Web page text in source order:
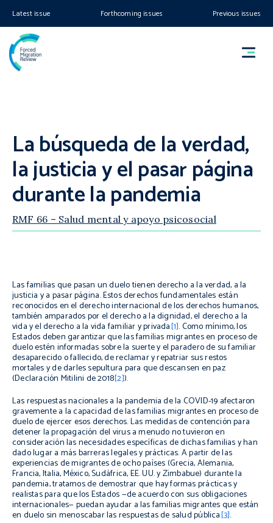
Latest issue Forthcoming issues Previous issues
La búsqueda de la verdad,
la justicia y el pasar página
durante la pandemia
RMF 66 – Salud mental y apoyo psicosocial
Las familias que pasan un duelo tienen derecho a la verdad, a la
justicia y a pasar página. Estos derechos fundamentales están
reconocidos en el derecho internacional de los derechos humanos,
también amparados por el derecho a la dignidad, el derecho a la
vida y el derecho a la vida familiar y privada[1]. Como mínimo, los
Estados deben garantizar que las familias migrantes en proceso de
duelo estén informadas sobre la suerte y el paradero de su familiar
desaparecido o fallecido, de reclamar y repatriar sus restos
mortales y de darles sepultura para que descansen en paz
(Declaración Mitilini de 2018[2]).
Las respuestas nacionales a la pandemia de la COVID-19 afectaron
gravemente a la capacidad de las familias migrantes en proceso de
duelo de ejercer esos derechos. Las medidas de contención para
detener la propagación del virus a menudo no tuvieron en
consideración las necesidades específicas de dichas familias y han
dado lugar a más barreras legales y prácticas. A partir de las
experiencias de migrantes de ocho países (Grecia, Alemania,
Francia, Italia, México, Sudáfrica, EE. UU. y Zimbabue) durante la
pandemia, tratamos de demostrar que hay formas prácticas y
realistas para que los Estados —de acuerdo con sus obligaciones
internacionales— puedan ayudar a las familias migrantes que están
en duelo sin menoscabar las respuestas de salud pública[3].